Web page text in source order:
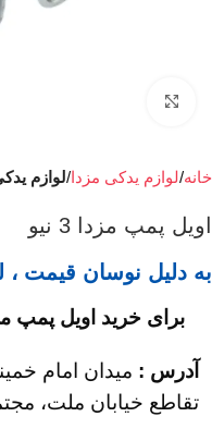
خانه لوازم یدکی مزدا لوازم یدکی
اویل پمپ مزدا 3 نیو
به دلیل نوسان قیمت ،
برای خرید اویل پمپ مزدا 3 نیو با ما در تماس
آدرس : میدان امام
تقاطع خیابان ملت،